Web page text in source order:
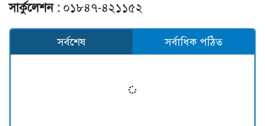
সার্কুলেশন : ০১৮৪৭-৪২১১৫২
সর্বশেষ সর্বাধিক পঠিত